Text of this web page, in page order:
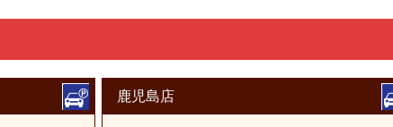
鹿児島店